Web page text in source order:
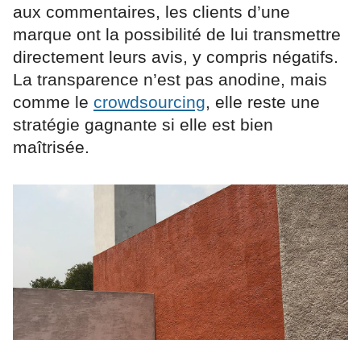
aux commentaires, les clients d’une
marque ont la possibilité de lui transmettre
directement leurs avis, y compris négatifs.
La transparence n’est pas anodine, mais
comme le crowdsourcing, elle reste une
stratégie gagnante si elle est bien
maîtrisée.